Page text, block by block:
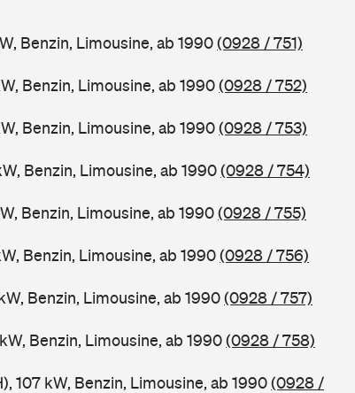
Benzin, Limousine, ab 1990(0928 / 751)
Benzin, Limousine, ab 1990(0928 / 752)
Benzin, Limousine, ab 1990(0928 / 753)
Benzin, Limousine, ab 1990(0928 / 754)
Benzin, Limousine, ab 1990(0928 / 755)
Benzin, Limousine, ab 1990(0928 / 756)
Benzin, Limousine, ab 1990(0928 / 757)
Benzin, Limousine, ab 1990(0928 / 758)
107 kW, Benzin, Limousine, ab 1990(0928 /